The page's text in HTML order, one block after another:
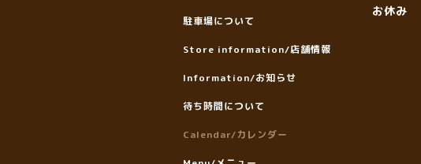
お休み
駐車場について
Store information/店舗情報
Information/お知らせ
待ち時間について
Calendar/カレンダー